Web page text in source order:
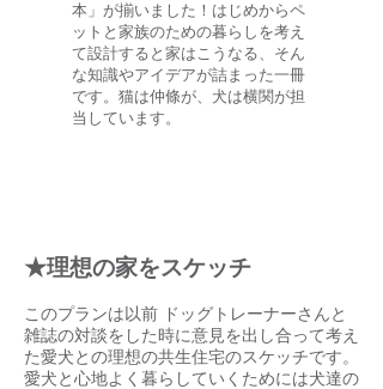
本」が揃いました！はじめからペ
ットと家族のための暮らしを考え
て設計すると家はこうなる、そん
な知識やアイデアが詰まった一冊
です。猫は仲條が、犬は横関が担
当しています。
★理想の家をスケッチ
このプランは以前 ドッグトレーナーさんと
雑誌の対談をした時に意見を出し合って考え
た愛犬との理想の共生住宅のスケッチです。
愛犬と心地よく暮らしていくためには犬達の